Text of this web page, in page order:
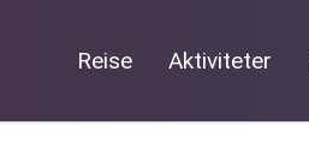
Reise Aktiviteter